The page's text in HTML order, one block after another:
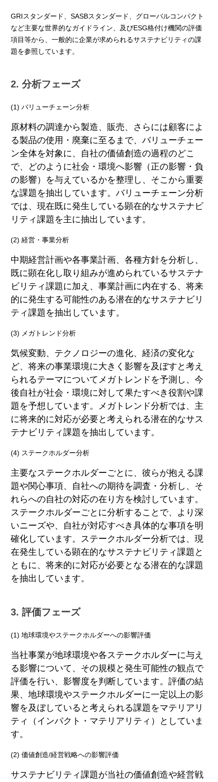
GRIスタンダード、SASBスタンダード、グローバルコンパクト
など主要な世界的なガイドライン、及びESG格付け機関の評価
項目等から、一般的に企業が求められるサステナビリティの課
題を参照しています。
2. 分析フェーズ
(1) バリューチェーン分析
原材料の調達から製造、販売、さらには顧客によ
る製品の使用・廃棄に至るまで、バリューチェー
ン全体を対象に、自社の価値創造の過程のどこ
で、どのように社会・環境へ影響（正の影響・負
の影響）を与えているかを整理し、そこから重要
な課題を抽出しています。バリューチェーン分析
では、現在既に発生している顕在的なサステナビ
リティ課題を主に抽出しています。
(2) 経営・事業分析
中期経営計画や各事業計画、各種方針を分析し、
既に顕在化し取り組みが進められているサステナ
ビリティ課題に加え、事業計画に内在する、将来
的に発生する可能性のある潜在的なサステナビリ
ティ課題を抽出しています。
(3) メガトレンド分析
気候変動、テクノロジーの進化、経済の変化な
ど、将来の事業環境に大きく影響を及ぼすと考え
られるテーマについてメガトレンドを予測し、今
後自社が社会・環境に対して果たすべき役割や課
題を予想しています。メガトレンド分析では、主
に将来的に対応が必要と考えられる潜在的なサス
テナビリティ課題を抽出しています。
(4) ステークホルダー分析
主要なステークホルダーごとに、彼らが抱える課
題や関心事項、自社への期待を調査・分析し、そ
れらへの自社の対応の在り方を検討しています。
ステークホルダーごとに分析することで、より深
いニーズや、自社が対応すべき具体的な事項を明
確化しています。ステークホルダー分析では、現
在発生している顕在的なサステナビリティ課題と
ともに、将来的に対応が必要となる潜在的な課題
を抽出しています。
3. 評価フェーズ
(1) 地球環境やステークホルダーへの影響評価
当社事業が地球環境や各ステークホルダーに与え
る影響について、その規模と発生可能性の観点で
評価を行い、影響度を判断しています。評価の結
果、地球環境やステークホルダーに一定以上の影
響を及ぼしていると考えられる課題をマテリアリ
ティ（インパクト・マテリアリティ）としていま
す。
(2) 価値創造/経営戦略への影響評価
サステナビリティ課題が当社の価値創造や経営戦